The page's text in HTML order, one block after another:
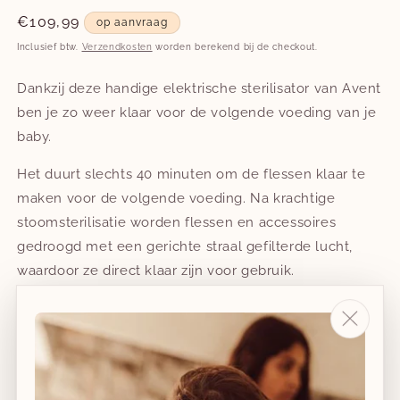
Normale
prijs
€109,99 op aanvraag
Inclusief btw. Verzendkosten worden berekend bij de checkout.
Dankzij deze handige elektrische sterilisator van Avent
ben je zo weer klaar voor de volgende voeding van je
baby.
Het duurt slechts 40 minuten om de flessen klaar te
maken voor de volgende voeding. Na krachtige
stoomsterilisatie worden flessen en accessoires
gedroogd met een gerichte straal gefilterde lucht,
waardoor ze direct klaar zijn voor gebruik.
Deze hoogwaardige elektrische sterilisator doet meer
dan alleen flessen schoonmaken en bacteriën doden.
De sterilisator kan tevens worden gebruikt om
borstkolven, fopspenen, bestek, babyflessen en